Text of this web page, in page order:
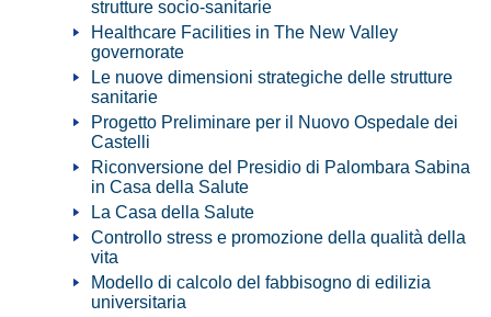
strutture socio-sanitarie
Healthcare Facilities in The New Valley
governorate
Le nuove dimensioni strategiche delle strutture
sanitarie
Progetto Preliminare per il Nuovo Ospedale dei
Castelli
Riconversione del Presidio di Palombara Sabina
in Casa della Salute
La Casa della Salute
Controllo stress e promozione della qualità della
vita
Modello di calcolo del fabbisogno di edilizia
universitaria